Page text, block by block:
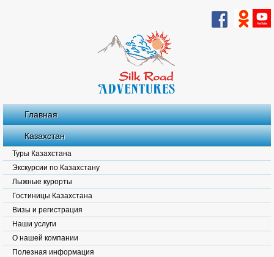
Главная
Казахстан
Туры Казахстана
Экскурсии по Казахстану
Лыжные курорты
Гостиницы Казахстана
Визы и регистрация
Наши услуги
О нашей компании
Полезная информация